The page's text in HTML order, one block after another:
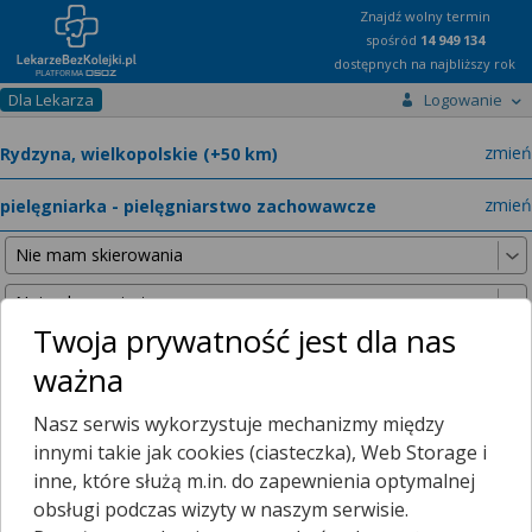
Znajdź wolny termin
spośród 14 949 134
dostępnych na najbliższy rok
Dla Lekarza Logowanie
zmień
zmień
Nie znaleźliśmy żadnych lekarzy w promieniu25 km , dlatego
zwiększyliśmy promień wyszukiwania do
50 km
Twoja prywatność jest dla nas
ważna
Nasz serwis wykorzystuje mechanizmy między
innymi takie jak cookies (ciasteczka), Web Storage i
inne, które służą m.in. do zapewnienia optymalnej
obsługi podczas wizyty w naszym serwisie.